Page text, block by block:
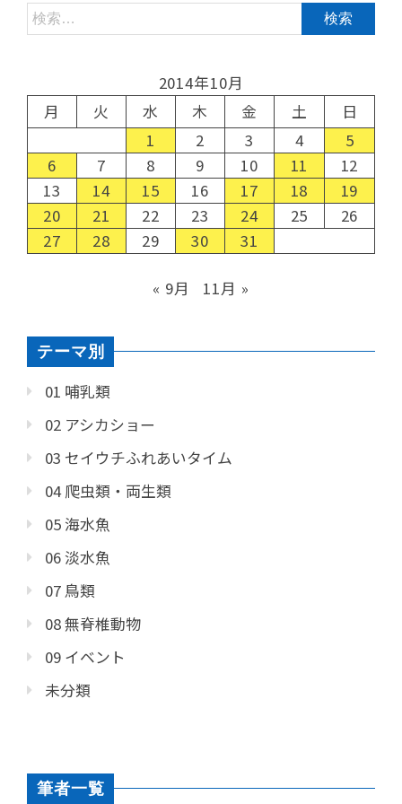
2014年10月
月
火 水 木 金 土
日
1
2 3 4
5
6
7 8 9 10 11
12
13
14 15 16 17 18
19
20
21 22 23 24 25
26
27
28 29 30 31
« 9月 11月 »
テーマ別
01 哺乳類
02 アシカショー
03 セイウチふれあいタイム
04 爬虫類・両生類
05 海水魚
06 淡水魚
07 鳥類
08 無脊椎動物
09 イベント
未分類
筆者一覧